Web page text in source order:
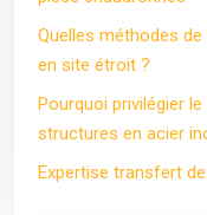
Quelles méthodes
en site étroit ?
Pourquoi privilégier
structures en acier
Expertise transfert